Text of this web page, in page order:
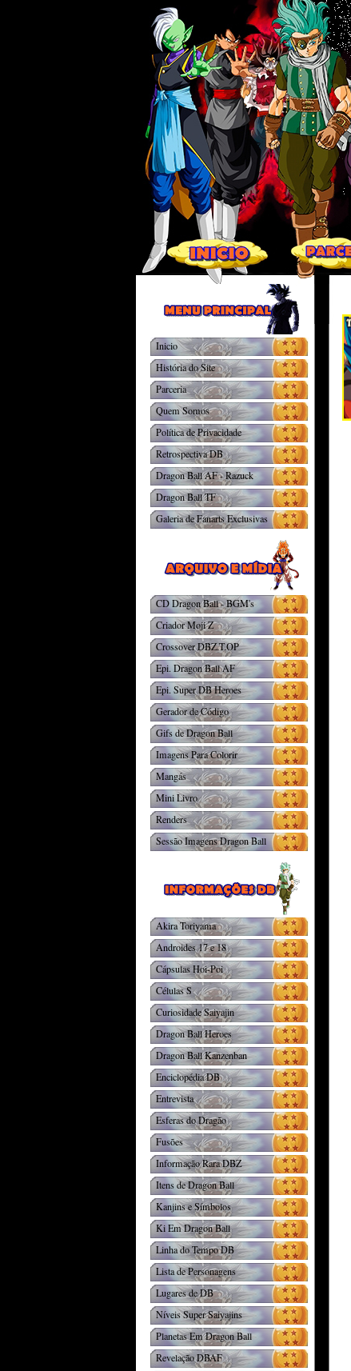
Inicio
História do Site
Parceria
Quem Somos
Política de Privacidade
Retrospectiva DB
Dragon Ball AF - Razuck
Dragon Ball TF
Galeria de Fanarts Exclusivas
CD Dragon Ball - BGM's
Criador Moji Z
Crossover DBZ.T.OP
Epi. Dragon Ball AF
Epi. Super DB Heroes
Gerador de Código
Gifs de Dragon Ball
Imagens Para Colorir
Mangás
Mini Livro
Renders
Sessão Imagens Dragon Ball
Akira Toriyama
Androides 17 e 18
Cápsulas Hoi-Poi
Células S
Curiosidade Saiyajin
Dragon Ball Heroes
Dragon Ball Kanzenban
Enciclopédia DB
Entrevista
Esferas do Dragão
Fusões
Informação Rara DBZ
Itens de Dragon Ball
Kanjins e Símbolos
Ki Em Dragon Ball
Linha do Tempo DB
Lista de Personagens
Lugares de DB
Níveis Super Saiyajins
Planetas Em Dragon Ball
Revelação DBAF